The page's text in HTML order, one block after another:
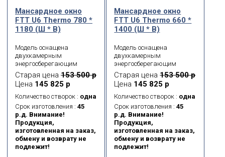
Мансардное окно
FTT U6 Thermo 780 *
1180 (Ш * В)
Модель оснащена
двухкамерным
энергосберегающим
морозостойким
стеклопакетом. Данная
модель имеет 5 контуров
уплотнения, что
обеспечивает
максимальную
герметичность
примыкания створки к
коробке окна. Также
доступно в модификации
FTT U6 Thermo Z-Wave с
Старая цена 153 500 р
Цена 145 825 р
Количество створок : одна
Срок изготовления : 45
р.д. Внимание!
Продукция,
изготовленная на заказ,
обмену и возврату не
подлежит!
Мансардное окно
FTT U6 Thermo 660 *
1400 (Ш * В)
Модель оснащена
двухкамерным
энергосберегающим
морозостойким
стеклопакетом. Данная
модель имеет 5 контуров
уплотнения, что
обеспечивает
максимальную
герметичность
примыкания створки к
коробке окна. Также
доступно в модификации
FTT U6 Thermo Z-Wave с
Старая цена153 500 р
Цена 145 825 р
Количество створок : одна
Срок изготовления :45
р.д. Внимание!
Продукция,
изготовленная на заказ,
обмену и возврату не
подлежит!